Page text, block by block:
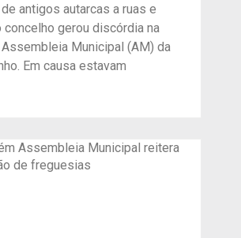
antigos autarcas a ruas e
gerou discórdia na
Municipal (AM) da
Em causa estavam